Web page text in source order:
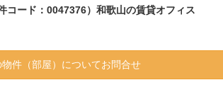
コード：0047376）和歌山の賃貸オフィス
件（部屋）についてお問合せ